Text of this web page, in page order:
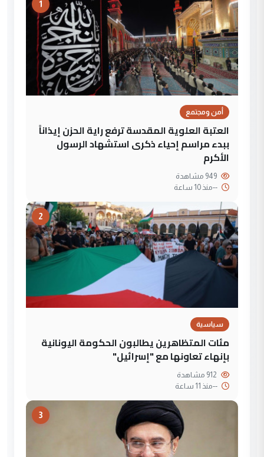
1
أمن ومجتمع
العتبة العلوية المقدسة ترفع راية الحزن إيذاناً
ببدء مراسم إحياء ذكرى استشهاد الرسول
الأكرم
--منذ 10 ساعة
2
سياسية
مئات المتظاهرين يطالبون الحكومة اليونانية
بإنهاء تعاونها مع "إسرائيل"
--منذ 11 ساعة
3